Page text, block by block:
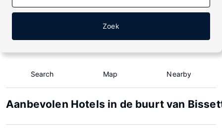
Zoek
Search Map Nearby
Aanbevolen Hotels in de buurt van